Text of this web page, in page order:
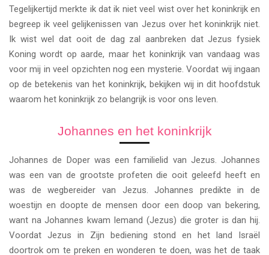
Tegelijkertijd merkte ik dat ik niet veel wist over het koninkrijk en
begreep ik veel gelijkenissen van Jezus over het koninkrijk niet.
Ik wist wel dat ooit de dag zal aanbreken dat Jezus fysiek
Koning wordt op aarde, maar het koninkrijk van vandaag was
voor mij in veel opzichten nog een mysterie. Voordat wij ingaan
op de betekenis van het koninkrijk, bekijken wij in dit hoofdstuk
waarom het koninkrijk zo belangrijk is voor ons leven.
Johannes en het koninkrijk
Johannes de Doper was een familielid van Jezus. Johannes
was een van de grootste profeten die ooit geleefd heeft en
was de wegbereider van Jezus. Johannes predikte in de
woestijn en doopte de mensen door een doop van bekering,
want na Johannes kwam Iemand (Jezus) die groter is dan hij.
Voordat Jezus in Zijn bediening stond en het land Israël
doortrok om te preken en wonderen te doen, was het de taak